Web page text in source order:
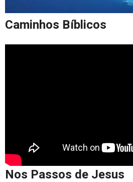
Caminhos Bíblicos
Nos Passos de Jesus